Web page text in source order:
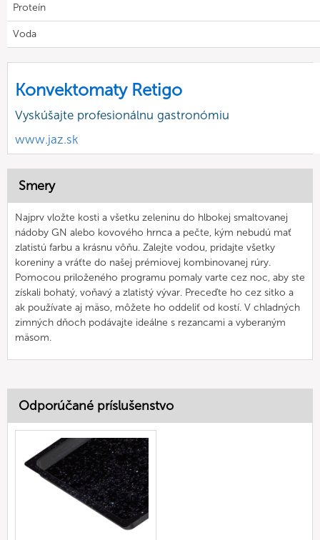
Proteín
Voda
Konvektomaty Retigo
Vyskúšajte profesionálnu gastronómiu
www.jaz.sk
Smery
Najprv vložte kosti a všetku zeleninu do hlbokej smaltovanej
nádoby GN alebo kovového hrnca a pečte, kým nebudú mať
zlatistú farbu a krásnu vôňu. Zalejte vodou, pridajte všetky
koreniny a vráťte do našej prémiovej kombinovanej rúry.
Pomocou priloženého programu pomaly varte cez noc, aby ste
získali bohatý, voňavý a zlatistý vývar. Preceďte ho cez sitko a
ak používate aj mäso, môžete ho oddeliť od kostí. V chladných
zimných dňoch podávajte ideálne s rezancami a vyberaným
mäsom.
Odporúčané príslušenstvo